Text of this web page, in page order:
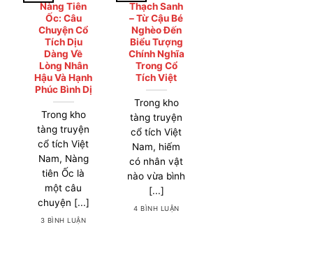
Nàng Tiên
Ốc: Câu
Chuyện Cổ
Tích Dịu
Dàng Về
Lòng Nhân
Hậu Và Hạnh
Phúc Bình Dị
Trong kho
tàng truyện
cổ tích Việt
Nam, Nàng
tiên Ốc là
một câu
chuyện [...]
3 BÌNH LUẬN
Thạch Sanh
– Từ Cậu Bé
Nghèo Đến
Biểu Tượng
Chính Nghĩa
Trong Cổ
Tích Việt
Trong kho
tàng truyện
cổ tích Việt
Nam, hiếm
có nhân vật
nào vừa bình
[...]
4 BÌNH LUẬN